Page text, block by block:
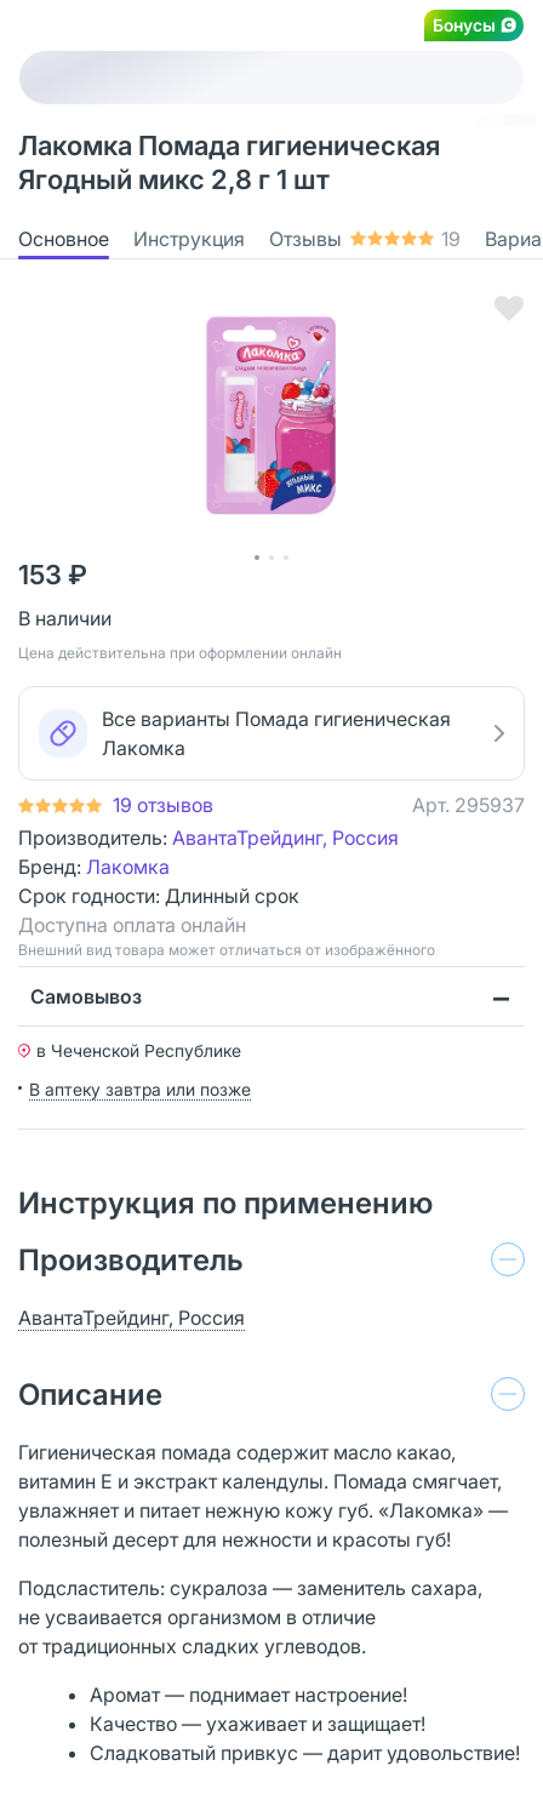
Бонусы
Лакомка Помада гигиеническая
Ягодный микс 2,8 г 1 шт
Основное Инструкция Отзывы 19
153 ₽
В наличии
Цена действительна при оформлении онлайн
Все варианты Помада гигиеническая
Лакомка
19 отзывов Арт. 295937
Производитель: АвантаТрейдинг, Россия
Бренд: Лакомка
Срок годности: Длинный срок
Доступна оплата онлайн
Bнешний вид товара может отличаться от изображённого
Самовывоз
в Чеченской Республике
В аптеку завтра или позже
Инструкция по применению
Производитель
АвантаТрейдинг, Россия
Описание
Гигиеническая помада содержит масло какао,
витамин Е и экстракт календулы. Помада смягчает,
увлажняет и питает нежную кожу губ. «Лакомка» —
полезный десерт для нежности и красоты губ!
Подсластитель: сукралоза — заменитель сахара,
не усваивается организмом в отличие
от традиционных сладких углеводов.
Аромат — поднимает настроение!
Качество — ухаживает и защищает!
Сладковатый привкус — дарит удовольствие!